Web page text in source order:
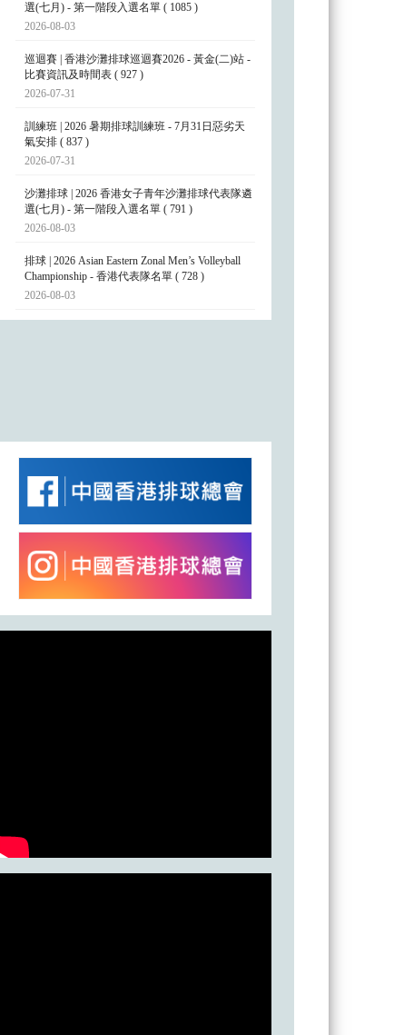
選(七月) - 第一階段入選名單 ( 1085 )
2026-08-03
巡迴賽 | 香港沙灘排球巡迴賽2026 - 黃金(二)站 -
比賽資訊及時間表 ( 927 )
2026-07-31
訓練班 | 2026 暑期排球訓練班 - 7月31日惡劣天
氣安排 ( 837 )
2026-07-31
沙灘排球 | 2026 香港女子青年沙灘排球代表隊遴
選(七月) - 第一階段入選名單 ( 791 )
2026-08-03
排球 | 2026 Asian Eastern Zonal Men’s Volleyball
Championship - 香港代表隊名單 ( 728 )
2026-08-03